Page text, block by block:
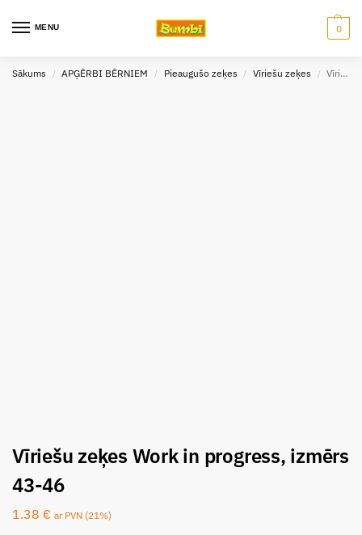
MENU 0
Sākums / APĢĒRBI BĒRNIEM / Pieaugušo zeķes / Vīriešu zeķes / Vīriešu zeķes Work in progress, izmērs 43-46
Vīriešu zeķes Work in progress, izmērs
43-46
1.38 € ar PVN (21%)